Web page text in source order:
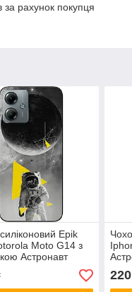
рахунок покупця
Epik
Moto G14 з
Астронавт
220